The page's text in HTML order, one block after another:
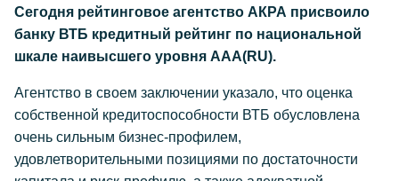
Сегодня рейтинговое агентство АКРА присвоило
банку ВТБ кредитный рейтинг по национальной
шкале наивысшего уровня ААА(RU).
Агентство в своем заключении указало, что оценка
собственной кредитоспособности ВТБ обусловлена
очень сильным бизнес-профилем,
удовлетворительными позициями по достаточности